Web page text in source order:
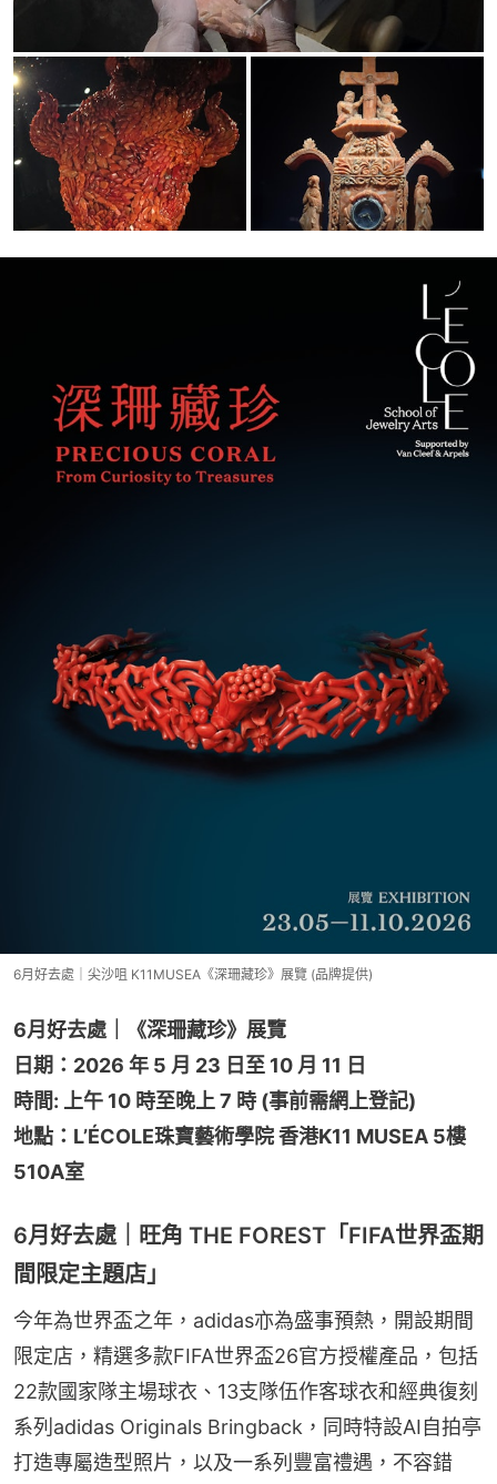
6月好去處｜尖沙咀 K11MUSEA《深珊藏珍》展覽 (品牌提供)
6月好去處｜《深珊藏珍》展覽
日期：2026 年 5 月 23 日至 10 月 11 日
時間: 上午 10 時至晚上 7 時 (事前需網上登記)
地點：L’ÉCOLE珠寶藝術學院 香港K11 MUSEA 5樓
510A室
6月好去處｜旺角 THE FOREST「FIFA世界盃期
間限定主題店」
今年為世界盃之年，adidas亦為盛事預熱，開設期間
限定店，精選多款FIFA世界盃26官方授權產品，包括
22款國家隊主場球衣、13支隊伍作客球衣和經典復刻
系列adidas Originals Bringback，同時特設AI自拍亭
打造專屬造型照片，以及一系列豐富禮遇，不容錯